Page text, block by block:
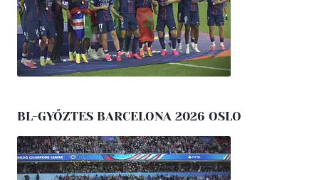
BL-GYŐZTES BARCELONA 2026 OSLO